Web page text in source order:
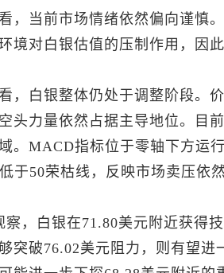
，当前市场情绪依然偏向谨慎
境对白银估值的压制作用，因
，白银整体仍处于调整阶段。
头力量依然占据主导地位。目
。MACD指标位于零轴下方运
于50荣枯线，反映市场卖压依
察，白银在71.80美元附近获得
突破76.02美元阻力，则有望